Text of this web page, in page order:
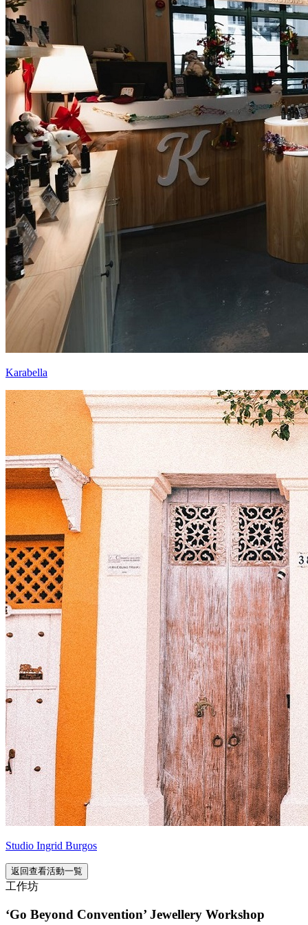
Karabella
Studio Ingrid Burgos
返回查看活動一覧
工作坊
‘Go Beyond Convention’ Jewellery Workshop